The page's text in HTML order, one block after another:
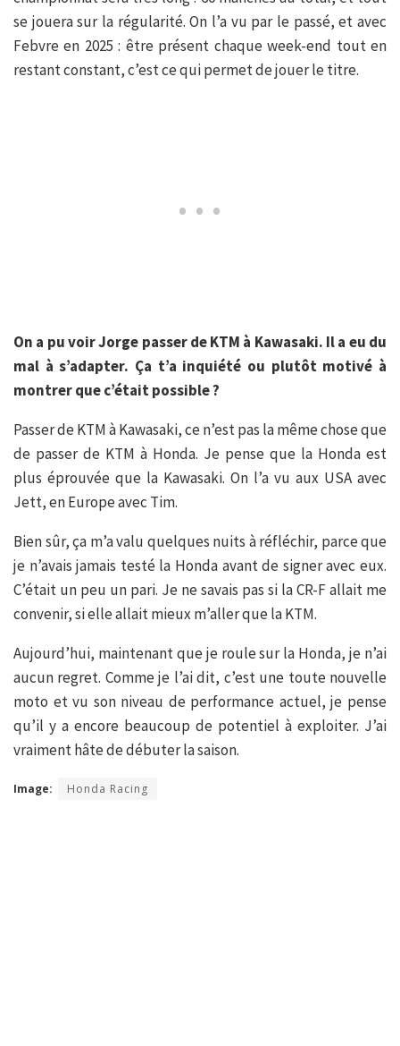
se jouera sur la régularité. On l’a vu par le passé, et avec
Febvre en 2025 : être présent chaque week-end tout en
restant constant, c’est ce qui permet de jouer le titre.
On a pu voir Jorge passer de KTM à Kawasaki. Il a eu du
mal à s’adapter. Ça t’a inquiété ou plutôt motivé à
montrer que c’était possible ?
Passer de KTM à Kawasaki, ce n’est pas la même chose que
de passer de KTM à Honda. Je pense que la Honda est
plus éprouvée que la Kawasaki. On l’a vu aux USA avec
Jett, en Europe avec Tim.
Bien sûr, ça m’a valu quelques nuits à réfléchir, parce que
je n’avais jamais testé la Honda avant de signer avec eux.
C’était un peu un pari. Je ne savais pas si la CR-F allait me
convenir, si elle allait mieux m’aller que la KTM.
Aujourd’hui, maintenant que je roule sur la Honda, je n’ai
aucun regret. Comme je l’ai dit, c’est une toute nouvelle
moto et vu son niveau de performance actuel, je pense
qu’il y a encore beaucoup de potentiel à exploiter. J’ai
vraiment hâte de débuter la saison.
Image: Honda Racing